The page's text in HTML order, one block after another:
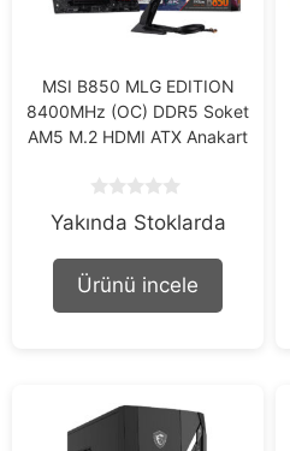
MSI B850 MLG EDITION
8400MHz (OC) DDR5 Soket
AM5 M.2 HDMI ATX Anakart
o
o
f
Yakında Stoklarda
Ürünü incele